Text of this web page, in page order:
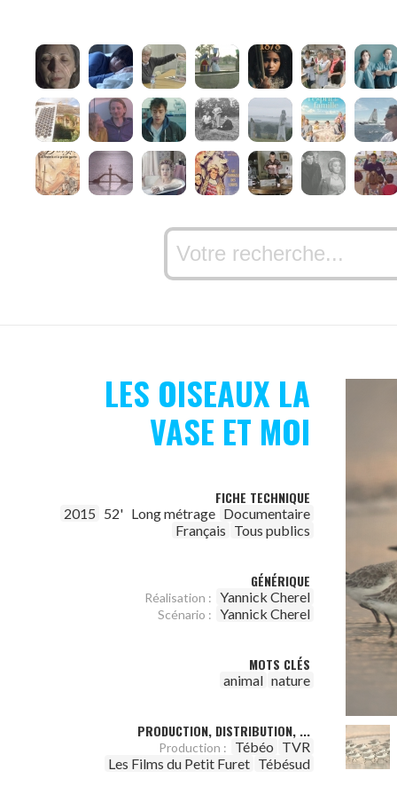
LES OISEAUX LA
VASE ET MOI
FICHE TECHNIQUE
2015 52' Long métrage Documentaire
Français Tous publics
GÉNÉRIQUE
Réalisation : Yannick Cherel
Scénario : Yannick Cherel
MOTS CLÉS
animal nature
PRODUCTION, DISTRIBUTION, ...
Production : Tébéo TVR
Les Films du Petit Furet Tébésud